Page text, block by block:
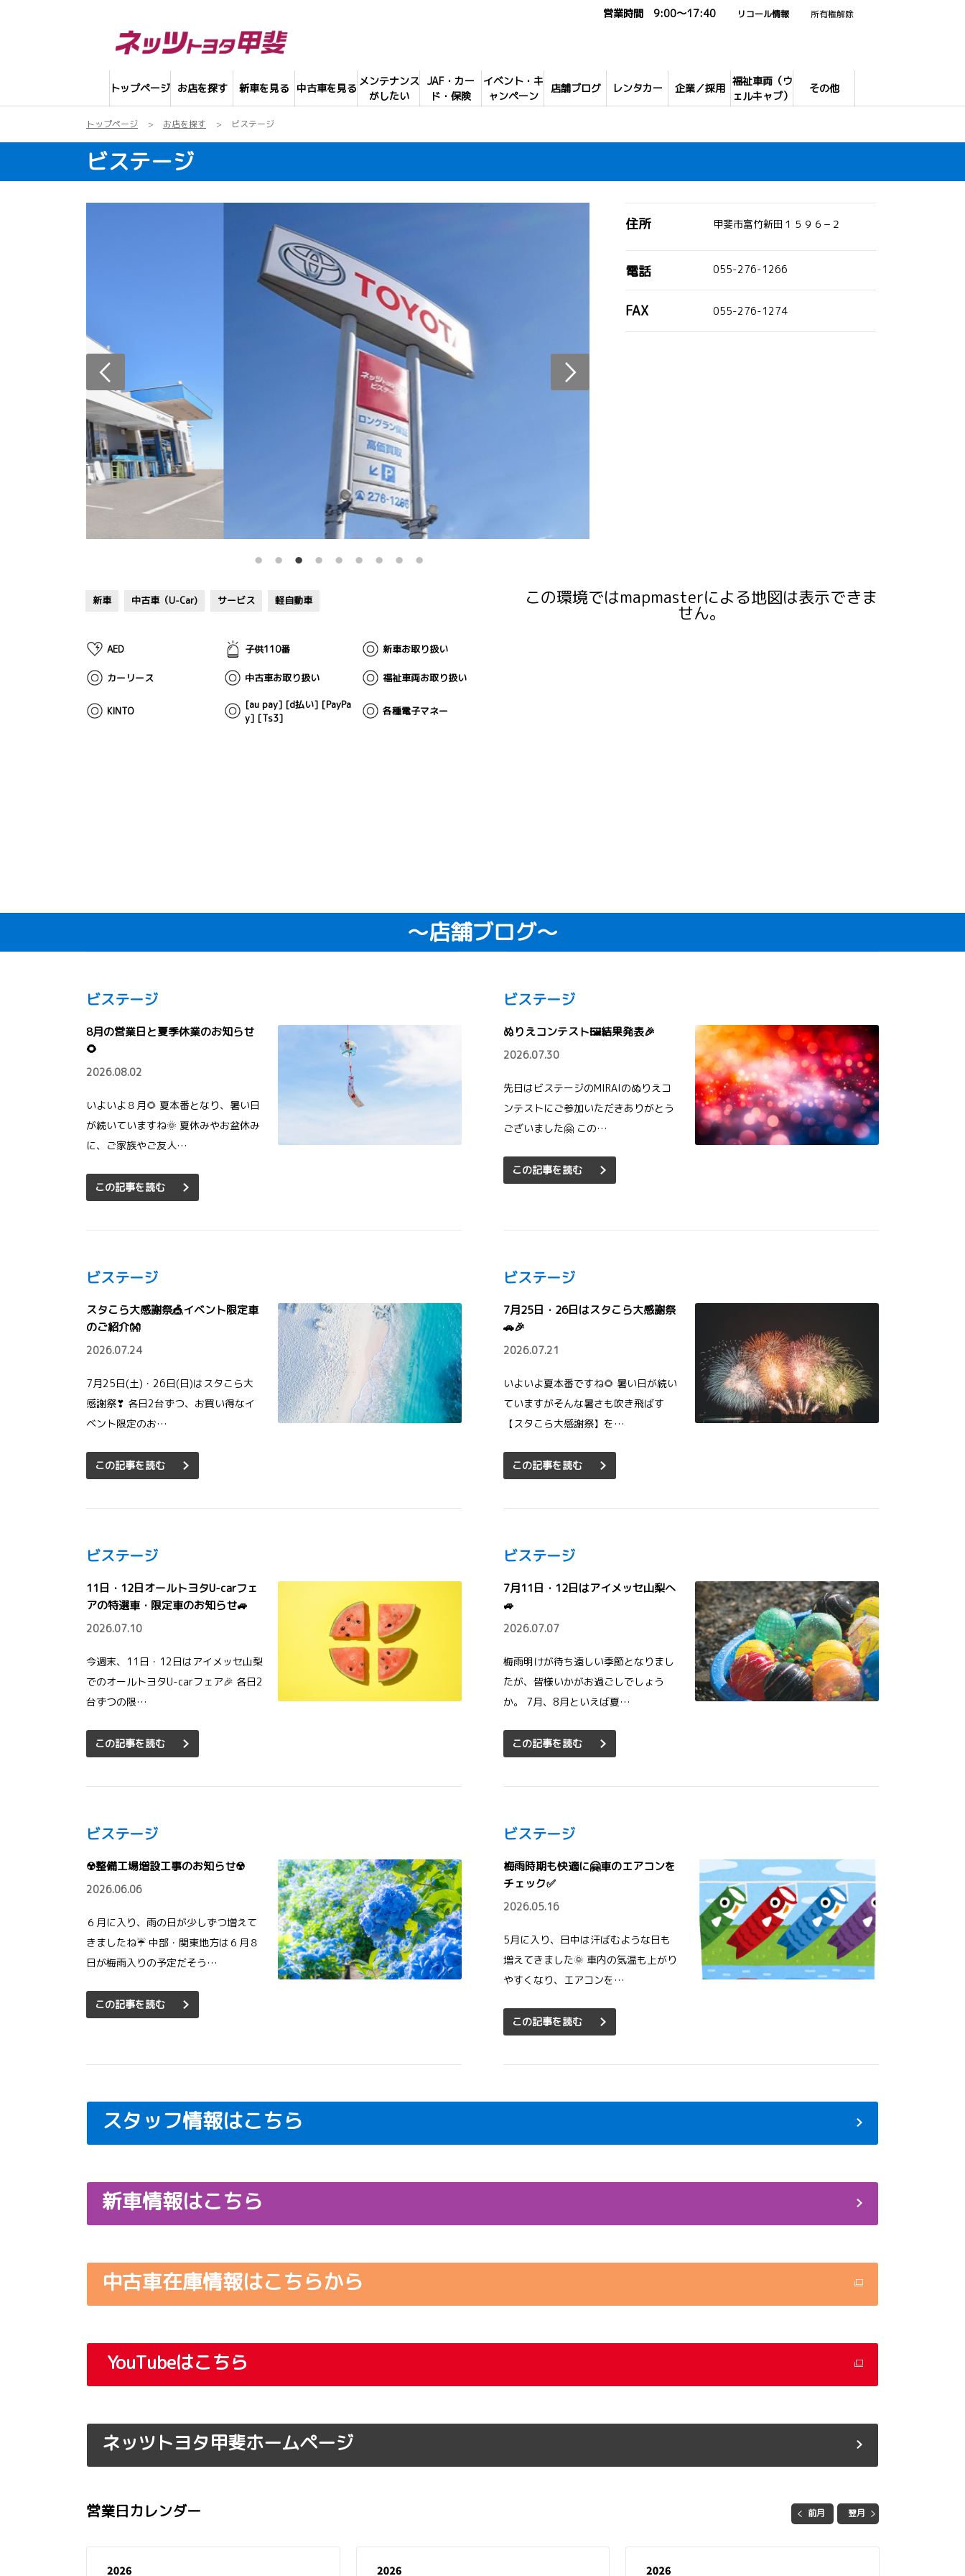
トップページ お店を探す 新車を見る 中古車を見る
メンテナンス
がしたい
JAF・カー
ド・保険
イベント・キ
ャンペーン
店舗ブログ レンタカー 企業／採用
福祉車両（ウ
ェルキャブ）
その他
営業時間 9:00～17:40 リコール情報 所有権解除
トップページ お店を探す ビステージ
ビステージ
住所 甲斐市富竹新田１５９６−２
電話 055-276-1266
FAX 055-276-1274
新車 中古車（U-Car) サービス 軽自動車
AED 子供110番 新車お取り扱い
カーリース 中古車お取り扱い 福祉車両お取り扱い
KINTO
[au pay] [d払い] [PayPa
y] [Ts3]
各種電子マネー
この環境ではmapmasterによる地図は表示できま
せん。
～店舗ブログ～
ビステージ
8月の営業日と夏季休業のお知らせ
🌻
2026.08.02
いよいよ８月🌻 夏本番となり、暑い日
が続いていますね🌞 夏休みやお盆休み
に、ご家族やご友人…
この記事を読む
ビステージ
ぬりえコンテスト🖼結果発表🎉
2026.07.30
先日はビステージのMIRAIのぬりえコ
ンテストにご参加いただきありがとう
ございました🤗 この…
この記事を読む
ビステージ
スタこら大感謝祭🎪イベント限定車
のご紹介👐
2026.07.24
7月25日(土)・26日(日)はスタこら大
感謝祭❣ 各日2台ずつ、お買い得なイ
ベント限定のお…
この記事を読む
ビステージ
7月25日・26日はスタこら大感謝祭
🚗🎉
2026.07.21
いよいよ夏本番ですね🌻 暑い日が続い
ていますがそんな暑さも吹き飛ばす
【スタこら大感謝祭】を…
この記事を読む
ビステージ
11日・12日オールトヨタU-carフェ
アの特選車・限定車のお知らせ🚙
2026.07.10
今週末、11日・12日はアイメッセ山梨
でのオールトヨタU-carフェア🎉 各日2
台ずつの限…
この記事を読む
ビステージ
7月11日・12日はアイメッセ山梨へ
🚙
2026.07.07
梅雨明けが待ち遠しい季節となりまし
たが、皆様いかがお過ごしでしょう
か。 7月、8月といえば夏…
この記事を読む
ビステージ
☢整備工場増設工事のお知らせ☢
2026.06.06
６月に入り、雨の日が少しずつ増えて
きましたね☔ 中部・関東地方は６月８
日が梅雨入りの予定だそう…
この記事を読む
ビステージ
梅雨時期も快適に🤗車のエアコンを
チェック✅
2026.05.16
5月に入り、日中は汗ばむような日も
増えてきました🌞 車内の気温も上がり
やすくなり、エアコンを…
この記事を読む
スタッフ情報はこちら
新車情報はこちら
中古車在庫情報はこちらから
YouTubeはこちら
ネッツトヨタ甲斐ホームページ
営業日カレンダー 前月 翌月